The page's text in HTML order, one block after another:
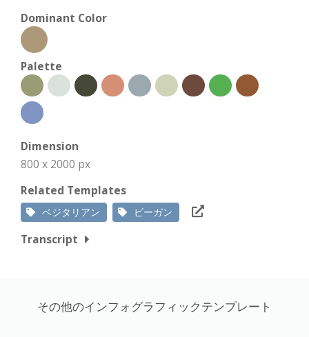
Dominant Color
Palette
Dimension
800 x 2000 px
Related Templates
ベジタリアン ビーガン
Transcript
その他のインフォグラフィックテンプレート